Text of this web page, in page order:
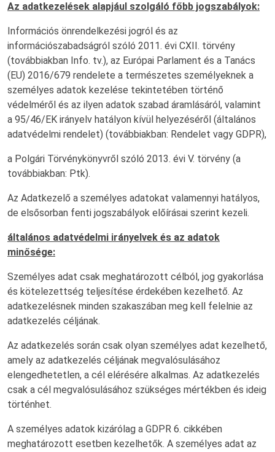
Az adatkezelések alapjául szolgáló főbb jogszabályok:
Információs önrendelkezési jogról és az
információszabadságról szóló 2011. évi CXII. törvény
(továbbiakban Info. tv.), az Európai Parlament és a Tanács
(EU) 2016/679 rendelete a természetes személyeknek a
személyes adatok kezelése tekintetében történő
védelméről és az ilyen adatok szabad áramlásáról, valamint
a 95/46/EK irányelv hatályon kívül helyezéséről (általános
adatvédelmi rendelet) (továbbiakban: Rendelet vagy GDPR),
a Polgári Törvénykönyvről szóló 2013. évi V. törvény (a
továbbiakban: Ptk).
Az Adatkezelő a személyes adatokat valamennyi hatályos,
de elsősorban fenti jogszabályok előírásai szerint kezeli.
általános adatvédelmi irányelvek és az adatok
minősége:
Személyes adat csak meghatározott célból, jog gyakorlása
és kötelezettség teljesítése érdekében kezelhető. Az
adatkezelésnek minden szakaszában meg kell felelnie az
adatkezelés céljának.
Az adatkezelés során csak olyan személyes adat kezelhető,
amely az adatkezelés céljának megvalósulásához
elengedhetetlen, a cél elérésére alkalmas. Az adatkezelés
csak a cél megvalósulásához szükséges mértékben és ideig
történhet.
A személyes adatok kizárólag a GDPR 6. cikkében
meghatározott esetben kezelhetők. A személyes adat az